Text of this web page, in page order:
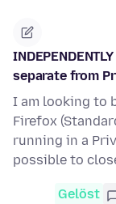
separate from
I am looking to
Firefox
running in a
possible to
Gelöst